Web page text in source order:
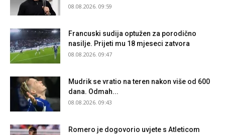
08.08.2026. 09:59
Francuski sudija optužen za porodično
nasilje. Prijeti mu 18 mjeseci zatvora
08.08.2026. 09:47
Mudrik se vratio na teren nakon više od 600
dana. Odmah...
08.08.2026. 09:43
Romero je dogovorio uvjete s Atleticom